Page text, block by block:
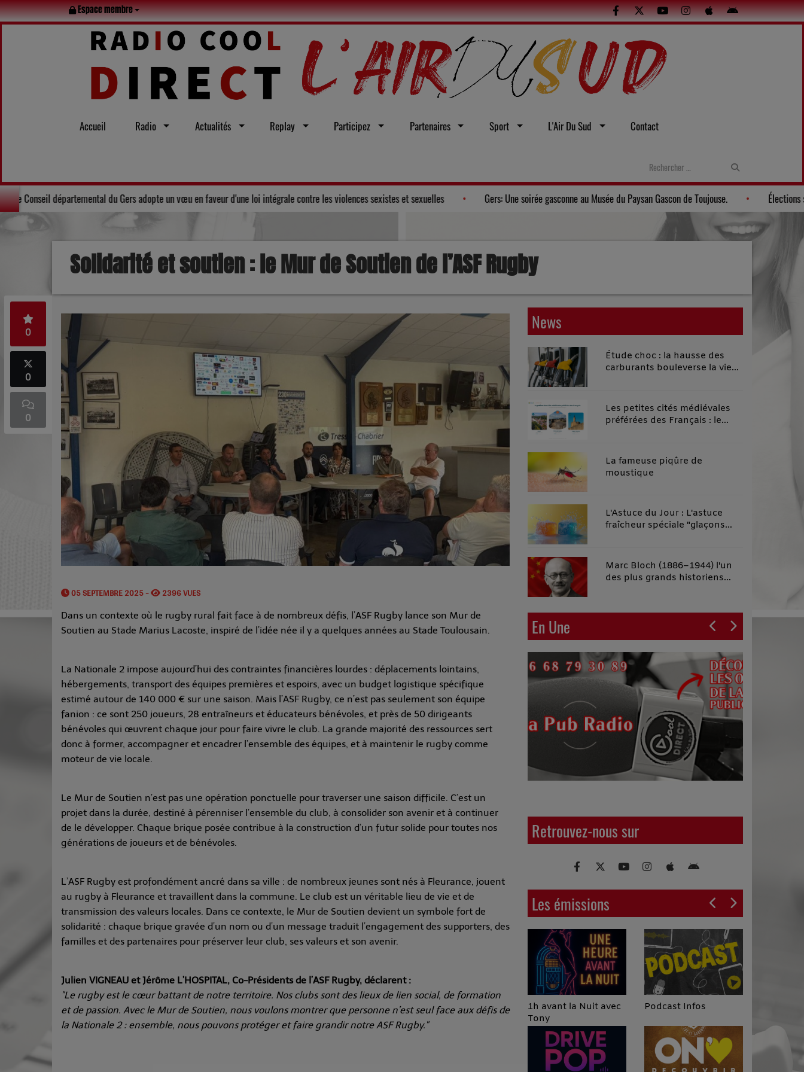
Espace membre
Accueil Radio Actualités Replay Participez Partenaires Sport L'Air Du Sud Contact
l’été Solidarité : Le Conseil départemental du Gers adopte un vœu en faveur d'une loi intégrale contre les violences sexistes et sexuelles Gers: Une soirée gasconne au Musée du Paysan Gascon de
Solidarité et soutien : le Mur de Soutien de l’ASF Rugby
0
0
0
05 SEPTEMBRE 2025 - 2396 VUES
Dans un contexte où le rugby rural fait face à de nombreux défis, l’ASF Rugby lance son Mur de
Soutien au Stade Marius Lacoste, inspiré de l’idée née il y a quelques années au Stade Toulousain.
La Nationale 2 impose aujourd’hui des contraintes financières lourdes : déplacements lointains,
hébergements, transport des équipes premières et espoirs, avec un budget logistique spécifique
estimé autour de 140 000 € sur une saison. Mais l’ASF Rugby, ce n’est pas seulement son équipe
fanion : ce sont 250 joueurs, 28 entraîneurs et éducateurs bénévoles, et près de 50 dirigeants
bénévoles qui œuvrent chaque jour pour faire vivre le club. La grande majorité des ressources sert
donc à former, accompagner et encadrer l’ensemble des équipes, et à maintenir le rugby comme
moteur de vie locale.
Le Mur de Soutien n’est pas une opération ponctuelle pour traverser une saison difficile. C’est un
projet dans la durée, destiné à pérenniser l’ensemble du club, à consolider son avenir et à continuer
de le développer. Chaque brique posée contribue à la construction d’un futur solide pour toutes nos
générations de joueurs et de bénévoles.
L’ASF Rugby est profondément ancré dans sa ville : de nombreux jeunes sont nés à Fleurance, jouent
au rugby à Fleurance et travaillent dans la commune. Le club est un véritable lieu de vie et de
transmission des valeurs locales. Dans ce contexte, le Mur de Soutien devient un symbole fort de
solidarité : chaque brique gravée d’un nom ou d’un message traduit l’engagement des supporters, des
familles et des partenaires pour préserver leur club, ses valeurs et son avenir.
Julien VIGNEAU et Jérôme L’HOSPITAL, Co-Présidents de l’ASF Rugby, déclarent :
"Le rugby est le cœur battant de notre territoire. Nos clubs sont des lieux de lien social, de formation
et de passion. Avec le Mur de Soutien, nous voulons montrer que personne n’est seul face aux défis de
la Nationale 2 : ensemble, nous pouvons protéger et faire grandir notre ASF Rugby."
News
Étude choc : la hausse des
carburants bouleverse la vie
Les petites cités médiévales
préférées des Français : le
La fameuse piqûre de
moustique
L'Astuce du Jour : L'astuce
fraîcheur spéciale "glaçons
Marc Bloch (1886–1944) l'un
des plus grands historiens
En Une
Retrouvez-nous sur
Les émissions
Art of Mixing Series
Proposée par Jean
Anza
1h avant la Nuit avec
Tony
Podcast Infos